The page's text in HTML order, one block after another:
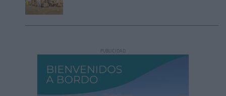
PUBLICIDAD